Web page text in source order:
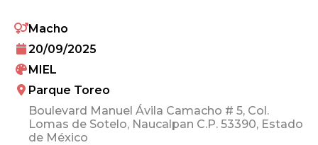
Macho
20/09/2025
MIEL
Parque Toreo
Boulevard Manuel Ávila Camacho # 5, Col.
Lomas de Sotelo, Naucalpan C.P. 53390, Estado
de México